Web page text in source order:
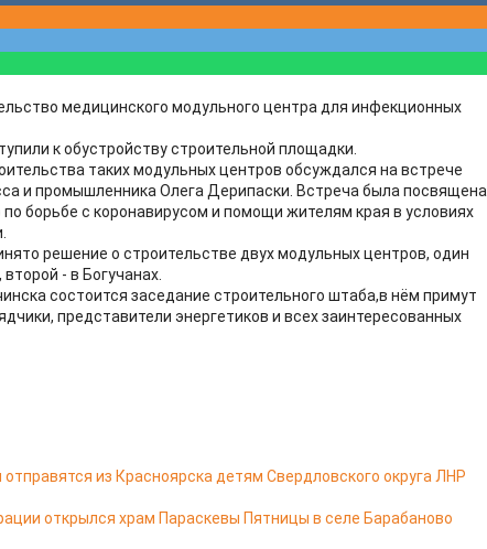
медицинского модульного центра для инфекционных
к обустройству строительной площадки.
таких модульных центров обсуждался на встрече
и промышленника Олега Дерипаски. Встреча была посвящена
борьбе с коронавирусом и помощи жителям края в условиях
решение о строительстве двух модульных центров, один
- в Богучанах.
состоится заседание строительного штаба,в нём примут
представители энергетиков и всех заинтересованных
из Красноярска детям Свердловского округа ЛНР
открылся храм Параскевы Пятницы в селе Барабаново